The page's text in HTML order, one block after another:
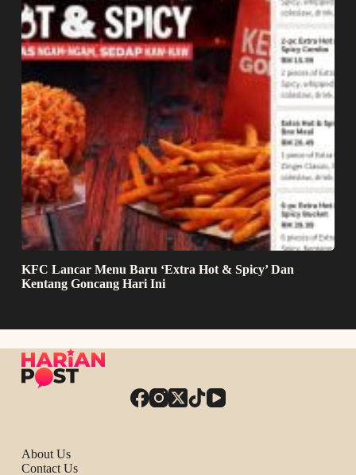
KFC Lancar Menu Baru ‘Extra Hot & Spicy’ Dan
Kentang Goncang Hari Ini
About Us
Contact Us